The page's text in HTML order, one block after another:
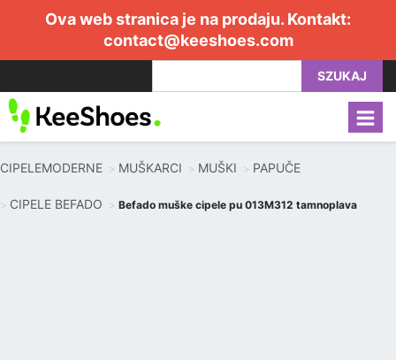
Ova web stranica je na prodaju. Kontakt:
contact@keeshoes.com
SZUKAJ
CIPELEMODERNE MUŠKARCI MUŠKI PAPUČE
CIPELE BEFADO Befado muške cipele pu 013M312 tamnoplava